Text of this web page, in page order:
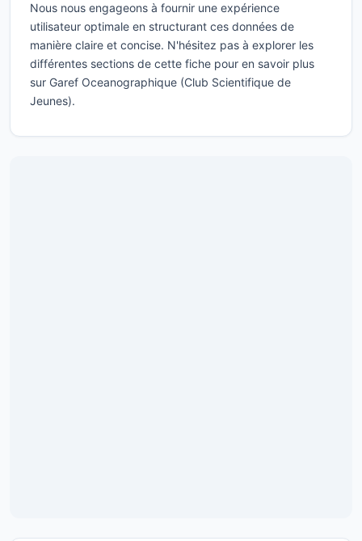
Nous nous engageons à fournir une expérience
utilisateur optimale en structurant ces données de
manière claire et concise. N'hésitez pas à explorer les
différentes sections de cette fiche pour en savoir plus
sur Garef Oceanographique (Club Scientifique de
Jeunes).